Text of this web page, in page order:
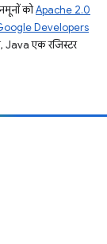
कोApache 2.0
Developers
एक रजिस्टर